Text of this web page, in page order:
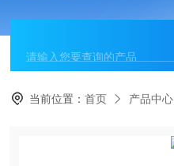
当前位置：首页 产品中心